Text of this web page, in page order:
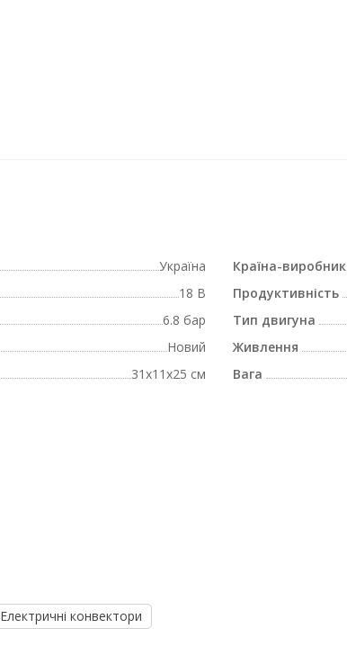
Україна
18 В
6.8 бар
Новий
31x11x25 см
Країна-виробник
Продуктивність
Тип двигуна
Живлення
Вага
Електричні конвектори